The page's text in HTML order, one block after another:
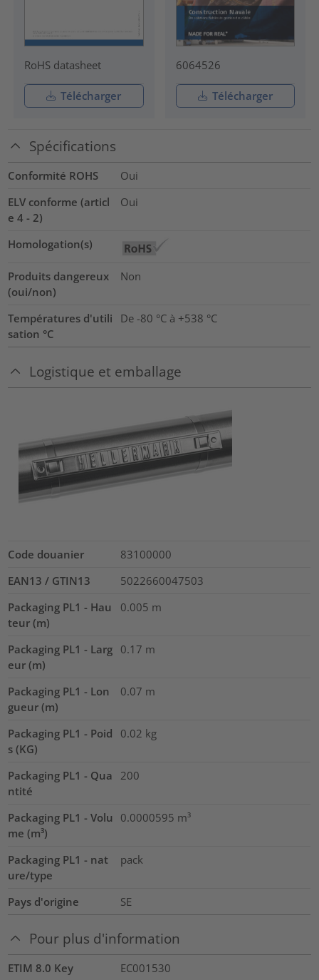
RoHS datasheet
Télécharger
6064526
Télécharger
Spécifications
Conformité ROHS
Oui
ELV conforme (articl
e 4 - 2)
Oui
Homologation(s)
Produits dangereux
(oui/non)
Non
Températures d'utili
sation °C
De -80 °C à +538 °C
Logistique et emballage
Code douanier
83100000
EAN13 / GTIN13
5022660047503
Packaging PL1 - Hau
teur (m)
0.005 m
Packaging PL1 - Larg
eur (m)
0.17 m
Packaging PL1 - Lon
gueur (m)
0.07 m
Packaging PL1 - Poid
s (KG)
0.02 kg
Packaging PL1 - Qua
ntité
200
Packaging PL1 - Volu
me (m³)
0.0000595 m³
Packaging PL1 - nat
ure/type
pack
Pays d'origine SE
Pour plus d'information
ETIM 8.0 Key
EC001530